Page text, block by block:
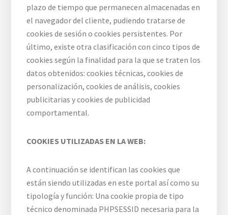
plazo de tiempo que permanecen almacenadas en
el navegador del cliente, pudiendo tratarse de
cookies de sesión o cookies persistentes. Por
último, existe otra clasificación con cinco tipos de
cookies según la finalidad para la que se traten los
datos obtenidos: cookies técnicas, cookies de
personalización, cookies de análisis, cookies
publicitarias y cookies de publicidad
comportamental.
COOKIES UTILIZADAS EN LA WEB:
A continuación se identifican las cookies que
están siendo utilizadas en este portal así como su
tipología y función: Una cookie propia de tipo
técnico denominada PHPSESSID necesaria para la